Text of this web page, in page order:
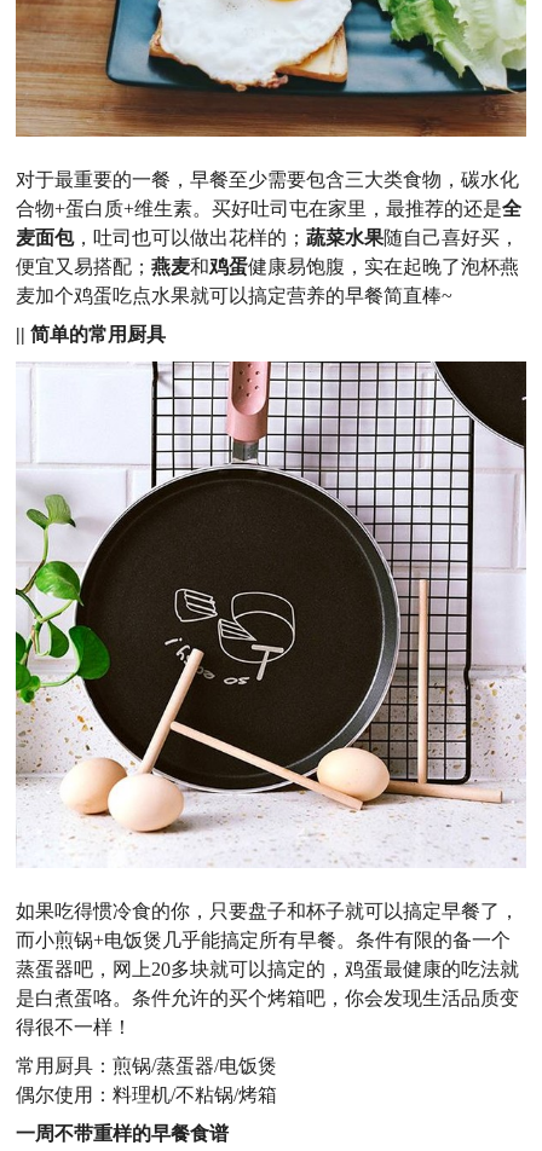
对于最重要的一餐，早餐至少需要包含三大类食物，碳水化
合物+蛋白质+维生素。买好吐司屯在家里，最推荐的还是全
麦面包，吐司也可以做出花样的；蔬菜水果随自己喜好买，
便宜又易搭配；燕麦和鸡蛋健康易饱腹，实在起晚了泡杯燕
麦加个鸡蛋吃点水果就可以搞定营养的早餐简直棒~
|| 简单的常用厨具
如果吃得惯冷食的你，只要盘子和杯子就可以搞定早餐了，
而小煎锅+电饭煲几乎能搞定所有早餐。条件有限的备一个
蒸蛋器吧，网上20多块就可以搞定的，鸡蛋最健康的吃法就
是白煮蛋咯。条件允许的买个烤箱吧，你会发现生活品质变
得很不一样！
常用厨具：煎锅/蒸蛋器/电饭煲
偶尔使用：料理机/不粘锅/烤箱
一周不带重样的早餐食谱